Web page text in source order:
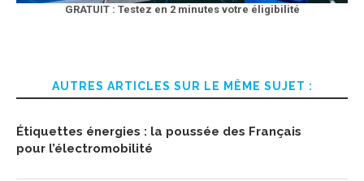
GRATUIT : Testez en 2 minutes votre éligibilité
AUTRES ARTICLES SUR LE MÊME SUJET :
Étiquettes énergies : la poussée des Français
pour l’électromobilité